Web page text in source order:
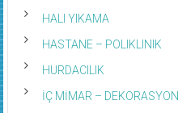
HALI YIKAMA
HASTANE – POLIKLINIK
HURDACILIK
İÇ MİMAR – DEKORASYON